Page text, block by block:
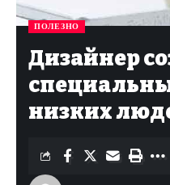
ПОЛЕЗНО
Дизайнер
низких